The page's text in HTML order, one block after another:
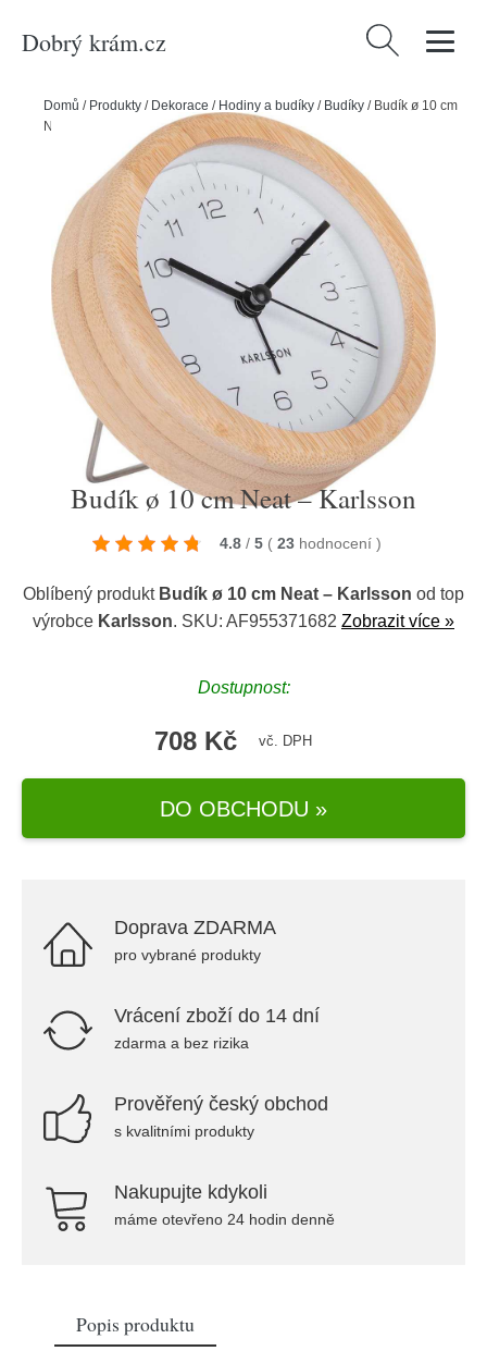
Dobrý krám.cz Vyhledávání
Domů / Produkty / Dekorace / Hodiny a budíky / Budíky / Budík ø 10 cm
Neat – Karlsson
Budík ø 10 cm Neat – Karlsson
4.8 / 5 ( 23 hodnocení )
Oblíbený produkt Budík ø 10 cm Neat – Karlsson od top
výrobce Karlsson. SKU: AF955371682 Zobrazit více »
Dostupnost:
708 Kč vč. DPH
DO OBCHODU »
Doprava ZDARMA
pro vybrané produkty
Vrácení zboží do 14 dní
zdarma a bez rizika
Prověřený český obchod
s kvalitními produkty
Nakupujte kdykoli
máme otevřeno 24 hodin denně
Popis produktu